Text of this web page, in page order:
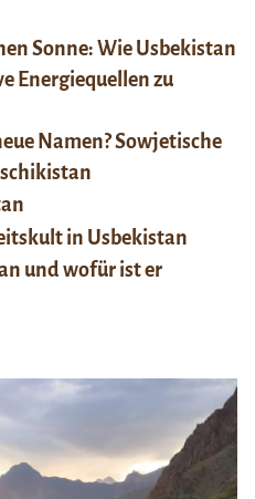
Sonne: Wie Usbekistan
Energiequellen zu
Namen? Sowjetische
in Usbekistan
und wofür ist er